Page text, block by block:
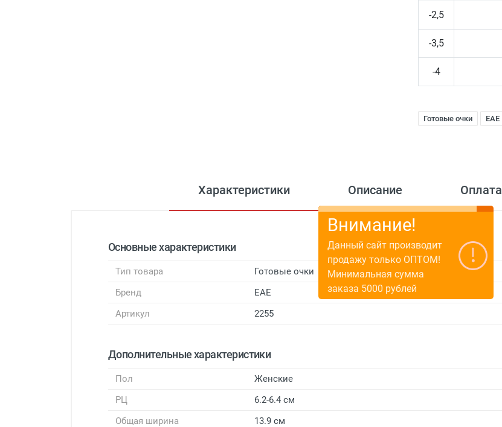
-2,5
-3,5
-4
Готовые очки EAE
Характеристики Описание Оплата
Основные характеристики
Тип товара
Готовые очки
Бренд
EAE
Артикул
2255
Дополнительные характеристики
Пол
Женские
РЦ
6.2-6.4 см
Общая ширина
13.9 см
Внимание!
Данный сайт производит
продажу только ОПТОМ!
Минимальная сумма
заказа 5000 рублей